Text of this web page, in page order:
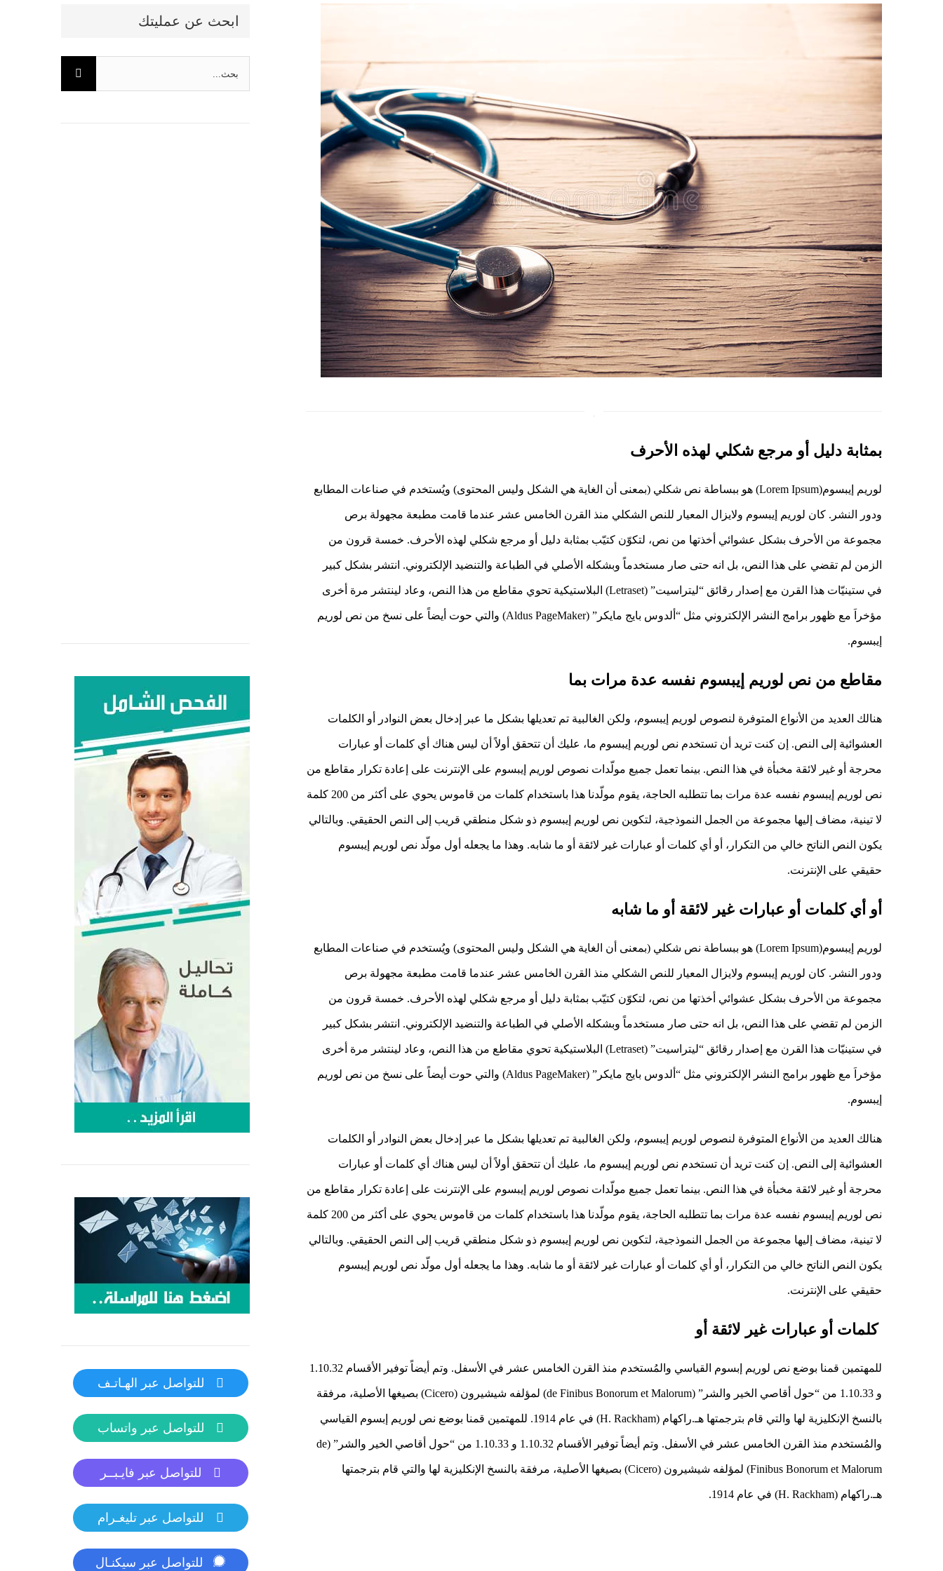
بمثابة دليل أو مرجع شكلي لهذه الأحرف
لوريم إيبسوم(Lorem Ipsum) هو ببساطة نص شكلي (بمعنى أن الغاية هي الشكل وليس المحتوى) ويُستخدم في صناعات المطابع
ودور النشر. كان لوريم إيبسوم ولايزال المعيار للنص الشكلي منذ القرن الخامس عشر عندما قامت مطبعة مجهولة برص
مجموعة من الأحرف بشكل عشوائي أخذتها من نص، لتكوّن كتيّب بمثابة دليل أو مرجع شكلي لهذه الأحرف. خمسة قرون من
الزمن لم تقضي على هذا النص، بل انه حتى صار مستخدماً وبشكله الأصلي في الطباعة والتنضيد الإلكتروني. انتشر بشكل كبير
في ستينيّات هذا القرن مع إصدار رقائق “ليتراسيت” (Letraset) البلاستيكية تحوي مقاطع من هذا النص، وعاد لينتشر مرة أخرى
مؤخراَ مع ظهور برامج النشر الإلكتروني مثل “ألدوس بايج مايكر” (Aldus PageMaker) والتي حوت أيضاً على نسخ من نص لوريم
إيبسوم.
مقاطع من نص لوريم إيبسوم نفسه عدة مرات بما
هنالك العديد من الأنواع المتوفرة لنصوص لوريم إيبسوم، ولكن الغالبية تم تعديلها بشكل ما عبر إدخال بعض النوادر أو الكلمات
العشوائية إلى النص. إن كنت تريد أن تستخدم نص لوريم إيبسوم ما، عليك أن تتحقق أولاً أن ليس هناك أي كلمات أو عبارات
محرجة أو غير لائقة مخبأة في هذا النص. بينما تعمل جميع مولّدات نصوص لوريم إيبسوم على الإنترنت على إعادة تكرار مقاطع من
نص لوريم إيبسوم نفسه عدة مرات بما تتطلبه الحاجة، يقوم مولّدنا هذا باستخدام كلمات من قاموس يحوي على أكثر من 200 كلمة
لا تينية، مضاف إليها مجموعة من الجمل النموذجية، لتكوين نص لوريم إيبسوم ذو شكل منطقي قريب إلى النص الحقيقي. وبالتالي
يكون النص الناتح خالي من التكرار، أو أي كلمات أو عبارات غير لائقة أو ما شابه. وهذا ما يجعله أول مولّد نص لوريم إيبسوم
حقيقي على الإنترنت.
أو أي كلمات أو عبارات غير لائقة أو ما شابه
لوريم إيبسوم(Lorem Ipsum) هو ببساطة نص شكلي (بمعنى أن الغاية هي الشكل وليس المحتوى) ويُستخدم في صناعات المطابع
ودور النشر. كان لوريم إيبسوم ولايزال المعيار للنص الشكلي منذ القرن الخامس عشر عندما قامت مطبعة مجهولة برص
مجموعة من الأحرف بشكل عشوائي أخذتها من نص، لتكوّن كتيّب بمثابة دليل أو مرجع شكلي لهذه الأحرف. خمسة قرون من
الزمن لم تقضي على هذا النص، بل انه حتى صار مستخدماً وبشكله الأصلي في الطباعة والتنضيد الإلكتروني. انتشر بشكل كبير
في ستينيّات هذا القرن مع إصدار رقائق “ليتراسيت” (Letraset) البلاستيكية تحوي مقاطع من هذا النص، وعاد لينتشر مرة أخرى
مؤخراَ مع ظهور برامج النشر الإلكتروني مثل “ألدوس بايج مايكر” (Aldus PageMaker) والتي حوت أيضاً على نسخ من نص لوريم
إيبسوم.
هنالك العديد من الأنواع المتوفرة لنصوص لوريم إيبسوم، ولكن الغالبية تم تعديلها بشكل ما عبر إدخال بعض النوادر أو الكلمات
العشوائية إلى النص. إن كنت تريد أن تستخدم نص لوريم إيبسوم ما، عليك أن تتحقق أولاً أن ليس هناك أي كلمات أو عبارات
محرجة أو غير لائقة مخبأة في هذا النص. بينما تعمل جميع مولّدات نصوص لوريم إيبسوم على الإنترنت على إعادة تكرار مقاطع من
نص لوريم إيبسوم نفسه عدة مرات بما تتطلبه الحاجة، يقوم مولّدنا هذا باستخدام كلمات من قاموس يحوي على أكثر من 200 كلمة
لا تينية، مضاف إليها مجموعة من الجمل النموذجية، لتكوين نص لوريم إيبسوم ذو شكل منطقي قريب إلى النص الحقيقي. وبالتالي
يكون النص الناتح خالي من التكرار، أو أي كلمات أو عبارات غير لائقة أو ما شابه. وهذا ما يجعله أول مولّد نص لوريم إيبسوم
حقيقي على الإنترنت.
كلمات أو عبارات غير لائقة أو
للمهتمين قمنا بوضع نص لوريم إبسوم القياسي والمُستخدم منذ القرن الخامس عشر في الأسفل. وتم أيضاً توفير الأقسام 1.10.32
و 1.10.33 من “حول أقاصي الخير والشر” (de Finibus Bonorum et Malorum) لمؤلفه شيشيرون (Cicero) بصيغها الأصلية، مرفقة
بالنسخ الإنكليزية لها والتي قام بترجمتها هـ.راكهام (H. Rackham) في عام 1914. للمهتمين قمنا بوضع نص لوريم إبسوم القياسي
والمُستخدم منذ القرن الخامس عشر في الأسفل. وتم أيضاً توفير الأقسام 1.10.32 و 1.10.33 من “حول أقاصي الخير والشر” (de
Finibus Bonorum et Malorum) لمؤلفه شيشيرون (Cicero) بصيغها الأصلية، مرفقة بالنسخ الإنكليزية لها والتي قام بترجمتها
هـ.راكهام (H. Rackham) في عام 1914.
ابحث عن عمليتك
عن:
للتواصل عبر الهـاتـف
للتواصل عبر واتساب
للتواصل عبر فايـبــر
للتواصل عبر تليغـرام
للتواصل عبر سيكنـال